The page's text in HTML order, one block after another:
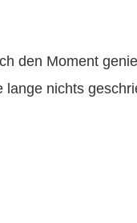
den Moment
lange nichts